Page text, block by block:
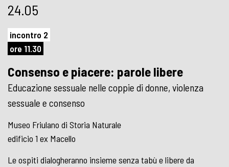
24.05
incontro 2
ore 11.30
Consenso e piacere: parole libere
Educazione sessuale nelle coppie di donne, violenza
sessuale e consenso
Museo Friulano di Storia Naturale
edificio 1 ex Macello
Le ospiti dialogheranno insieme senza tabù e libere da